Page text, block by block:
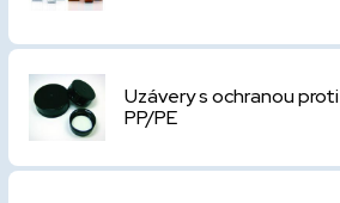
Uzávery s ochranou
PP/PE